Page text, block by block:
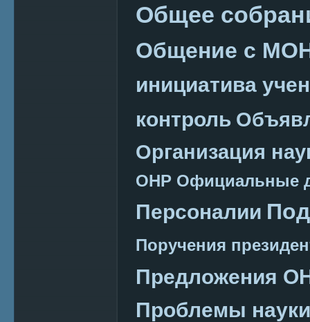
Общее
Общение с
инициатива
контроль
Организация
ОНР Официальные
Персоналии
Поручения
Предложения
Проблемы науки